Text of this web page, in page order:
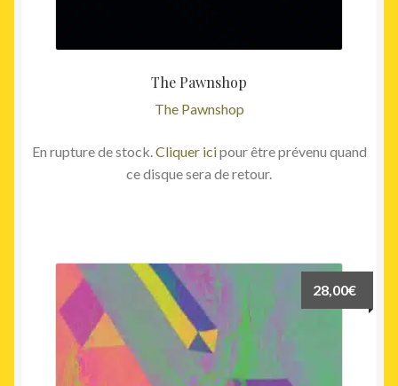
The Pawnshop
The Pawnshop
En rupture de stock.Cliquer icipour être prévenu quand
ce disque sera de retour.
28,00€